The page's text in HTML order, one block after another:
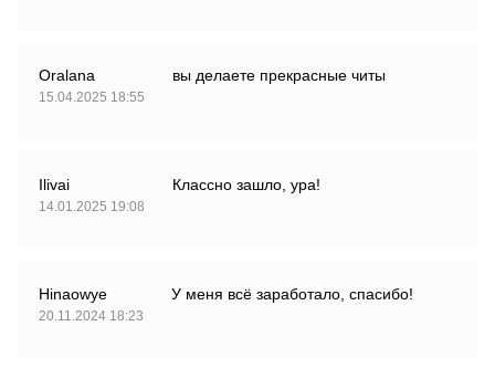
Oralana
15.04.2025 18:55
вы делаете прекрасные читы
Ilivai
14.01.2025 19:08
Классно зашло, ура!
Hinaowye
20.11.2024 18:23
У меня всё заработало, спасибо!